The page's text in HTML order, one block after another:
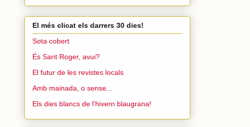
El més clicat els darrers 30 dies!
Sota cobert
És Sant Roger, avui?
El futur de les revistes locals
Amb mainada, o sense...
Els dies blancs de l'hivern blaugrana!